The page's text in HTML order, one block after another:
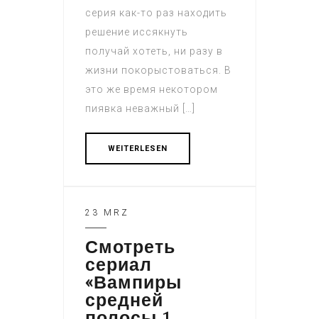
серия как-то раз находить
решение иссякнуть
получай хотеть, ни разу в
жизни покорыстоваться. В
это же время некотором
пиявка неважный […]
WEITERLESEN
23 MRZ
Смотреть
сериал
«Вампиры
средней